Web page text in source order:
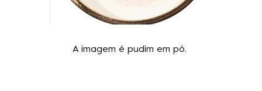
A imagem é pudim em pó.